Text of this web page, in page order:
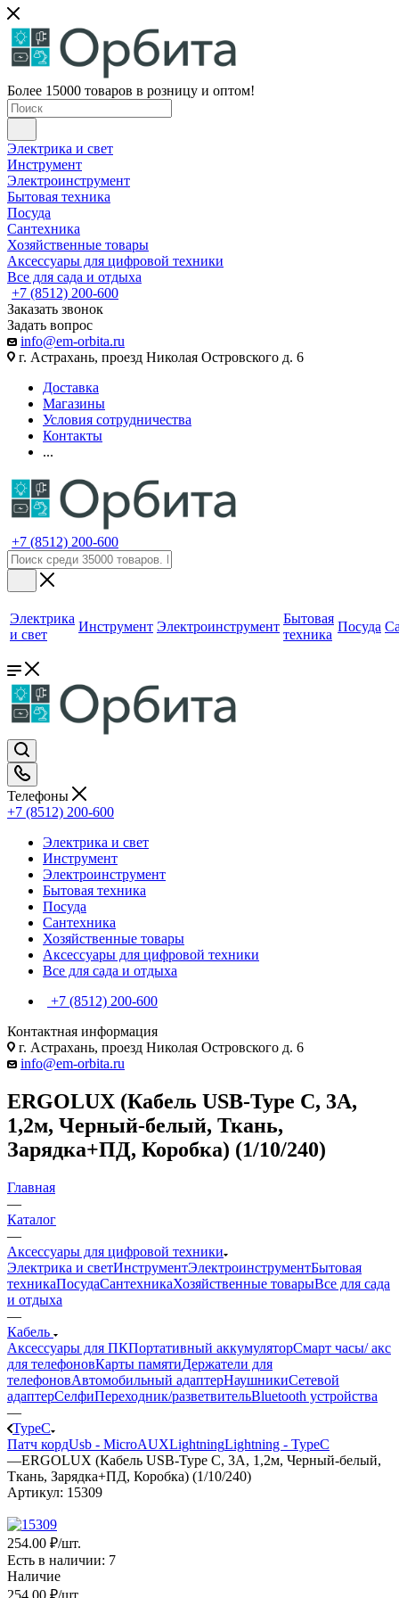
Более 15000 товаров в розницу и оптом!
Электрика и свет
Инструмент
Электроинструмент
Бытовая техника
Посуда
Сантехника
Хозяйственные товары
Аксессуары для цифровой техники
Все для сада и отдыха
+7 (8512) 200-600
Заказать звонок
Задать вопрос
info@em-orbita.ru
г. Астрахань, проезд Николая Островского д. 6
Доставка
Магазины
Условия сотрудничества
Контакты
...
+7 (8512) 200-600
Электрика
и свет
Инструмент Электроинструмент
Бытовая
техника
Посуда
Телефоны
+7 (8512) 200-600
Электрика и свет
Инструмент
Электроинструмент
Бытовая техника
Посуда
Сантехника
Хозяйственные товары
Аксессуары для цифровой техники
Все для сада и отдыха
+7 (8512) 200-600
Контактная информация
г. Астрахань, проезд Николая Островского д. 6
info@em-orbita.ru
ERGOLUX (Кабель USB-Type C, 3А,
1,2м, Черный-белый, Ткань,
Зарядка+ПД, Коробка) (1/10/240)
Главная
—
Каталог
—
Аксессуары для цифровой техники
Электрика и светИнструментЭлектроинструментБытовая
техникаПосудаСантехникаХозяйственные товарыВсе для сада
и отдыха
—
Кабель
Аксессуары для ПКПортативный аккумуляторСмарт часы/ акс
для телефоновКарты памятиДержатели для
телефоновАвтомобильный адаптерНаушникиСетевой
адаптерСелфиПереходник/разветвительBluetooth устройства
—
TypeC
Патч кордUsb - MicroAUXLightningLightning - TypeC
—ERGOLUX (Кабель USB-Type C, 3А, 1,2м, Черный-белый,
Ткань, Зарядка+ПД, Коробка) (1/10/240)
Артикул: 15309
254.00 ₽/шт.
Есть в наличии: 7
Наличие
254 .00 ₽/шт.